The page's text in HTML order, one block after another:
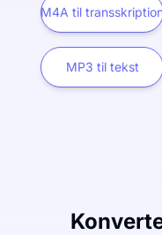
M4A til
MP3 til tekst